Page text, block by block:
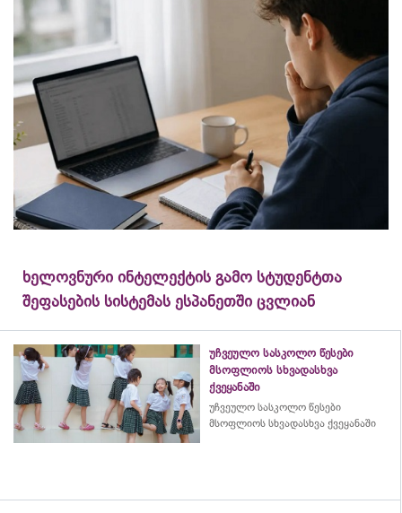
ხელოვნური ინტელექტის გამო სტუდენტთა
შეფასების სისტემას ესპანეთში ცვლიან
უჩვეულო სასკოლო წესები
მსოფლიოს სხვადასხვა
ქვეყანაში
უჩვეულო სასკოლო წესები
მსოფლიოს სხვადასხვა ქვეყანაში